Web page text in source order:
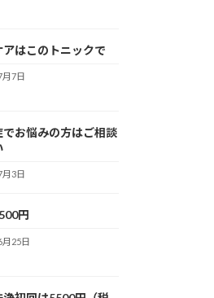
アはこのトニックで
月7日
でお悩みの方はご相談
月3日
円
月25日